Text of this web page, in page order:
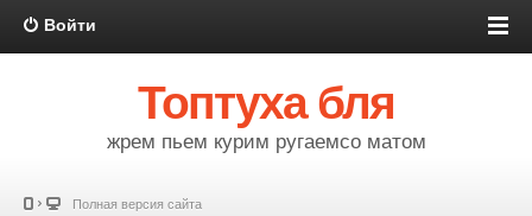
Войти
Топтуха бля
жрем пьем курим ругаемсо матом
Полная версия сайта